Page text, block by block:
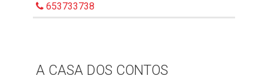
653733738
A CASA DOS CONTOS